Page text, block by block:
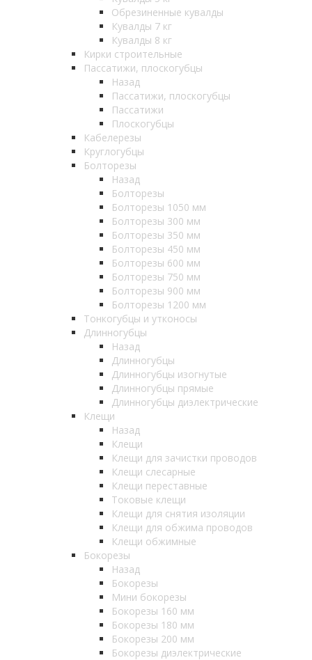
Обрезиненные кувалды
Кувалды 7 кг
Кувалды 8 кг
Кирки строительные
Пассатижи, плоскогубцы
Назад
Пассатижи, плоскогубцы
Пассатижи
Плоскогубцы
Кабелерезы
Круглогубцы
Болторезы
Назад
Болторезы
Болторезы 1050 мм
Болторезы 300 мм
Болторезы 350 мм
Болторезы 450 мм
Болторезы 600 мм
Болторезы 750 мм
Болторезы 900 мм
Болторезы 1200 мм
Тонкогубцы и утконосы
Длинногубцы
Назад
Длинногубцы
Длинногубцы изогнутые
Длинногубцы прямые
Длинногубцы диэлектрические
Клещи
Назад
Клещи
Клещи для зачистки проводов
Клещи слесарные
Клещи переставные
Токовые клещи
Клещи для снятия изоляции
Клещи для обжима проводов
Клещи обжимные
Бокорезы
Назад
Бокорезы
Мини бокорезы
Бокорезы 160 мм
Бокорезы 180 мм
Бокорезы 200 мм
Бокорезы диэлектрические